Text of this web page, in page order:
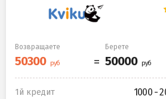
Возвращаете Берете
1й кредит 1000 -